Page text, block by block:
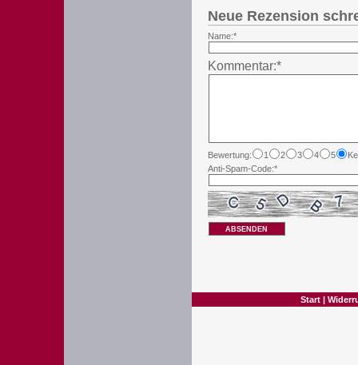
Neue Rezension
Name:*
Kommentar:*
Bewertung: 1 2 3 4 5
Anti-Spam-Code:*
ABSENDEN
Start |